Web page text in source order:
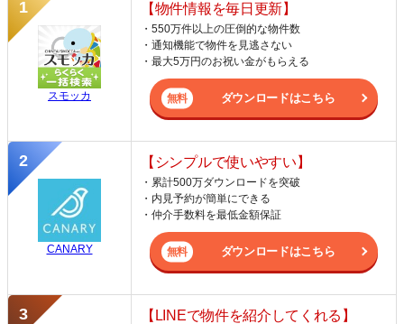
スモッカ
【物件情報を毎日更新】
・550万件以上の圧倒的な物件数
・通知機能で物件を見逃さない
・最大5万円のお祝い金がもらえる
ダウンロードはこちら
CANARY
【シンプルで使いやすい】
・累計500万ダウンロードを突破
・内見予約が簡単にできる
・仲介手数料を最低金額保証
ダウンロードはこちら
【LINEで物件を紹介してくれる】